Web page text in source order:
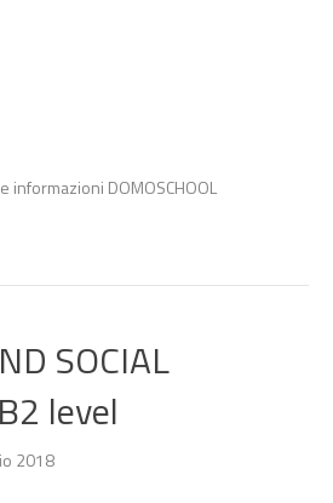
informazioni DOMOSCHOOL
SOCIAL
level
2018